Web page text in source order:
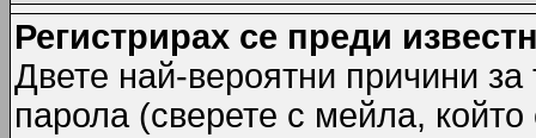
Регистрирах се преди
Двете най-вероятни причини
парола (сверете с мейла,